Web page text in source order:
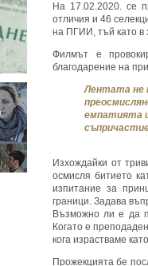
На 17.02.2020. се
отличия и 46
на ПГИИ, тъй като в
Филмът е
благодарение на
Лентата не
емпатията
Изхождайки от
осмисля битието
изпитание за
граници. Задава
Възможно ли е да
Когато е
кога израстваме
Прожекцията бе